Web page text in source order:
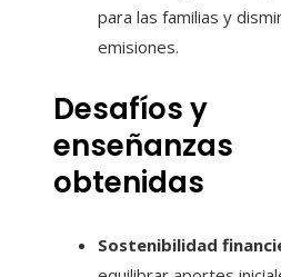
para las familias y
emisiones.
Desafíos y
enseñanzas
obtenidas
Sostenibilidad